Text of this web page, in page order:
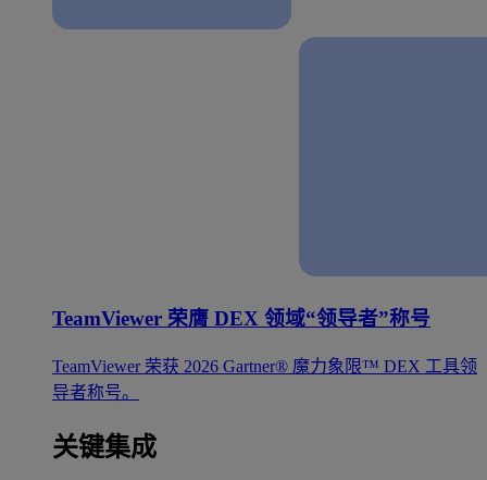
TeamViewer 荣膺 DEX 领域“领导者”称号
TeamViewer 荣获 2026 Gartner® 魔力象限™ DEX 工具领
导者称号。
关键集成